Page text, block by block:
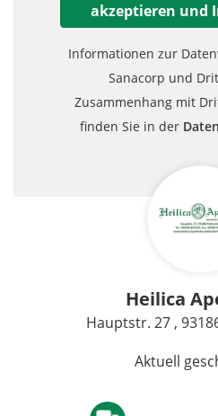
akzeptieren und
Informationen zur
Sanacorp und
Zusammenhang mit
finden Sie in der
Heilica
Hauptstr. 27 ,
Aktuell